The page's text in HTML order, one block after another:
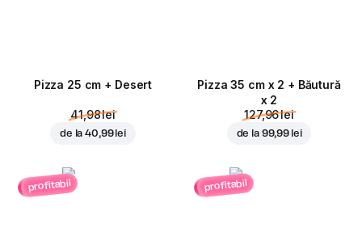
Pizza 25 cm + Desert
41,98 lei
de la40,99 lei
Pizza 35 cm x 2 + Băutură
x 2
127,96 lei
de la 99,99 lei
profitabil profitabil